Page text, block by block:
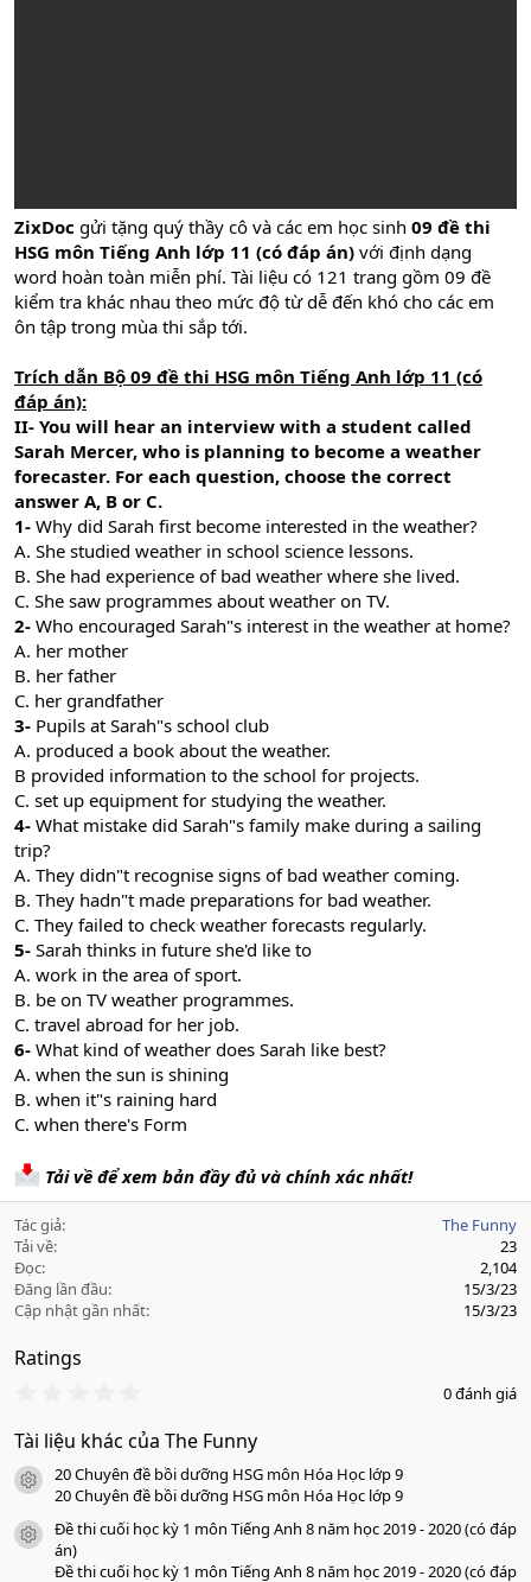
ZixDoc gửi tặng quý thầy cô và các em học sinh 09 đề thi
HSG môn Tiếng Anh lớp 11 (có đáp án) với định dạng
word hoàn toàn miễn phí. Tài liệu có 121 trang gồm 09 đề
kiểm tra khác nhau theo mức độ từ dễ đến khó cho các em
ôn tập trong mùa thi sắp tới.
Trích dẫn Bộ 09 đề thi HSG môn Tiếng Anh lớp 11 (có
đáp án):
II- You will hear an interview with a student called
Sarah Mercer, who is planning to become a weather
forecaster. For each question, choose the correct
answer A, B or C.
1- Why did Sarah ﬁrst become interested in the weather?
A. She studied weather in school science lessons.
B. She had experience of bad weather where she lived.
C. She saw programmes about weather on TV.
2- Who encouraged Sarah"s interest in the weather at home?
A. her mother
B. her father
C. her grandfather
3- Pupils at Sarah"s school club
A. produced a book about the weather.
B provided information to the school for projects.
C. set up equipment for studying the weather.
4- What mistake did Sarah"s family make during a sailing
trip?
A. They didn"t recognise signs of bad weather coming.
B. They hadn"t made preparations for bad weather.
C. They failed to check weather forecasts regularly.
5- Sarah thinks in future she'd like to
A. work in the area of sport.
B. be on TV weather programmes.
C. travel abroad for her job.
6- What kind of weather does Sarah like best?
A. when the sun is shining
B. when it"s raining hard
C. when there's Form
Tải về để xem bản đầy đủ và chính xác nhất!
Tác giả
The Funny
Tải về
23
Đọc
2,104
Đăng lần đầu
15/3/23
Cập nhật gần nhất
15/3/23
Ratings
0
0
s
a
o
0 đánh giá
Tài liệu khác của The Funny
icon tài liệu
20 Chuyên đề bồi dưỡng HSG môn Hóa Học lớp 9
20 Chuyên đề bồi dưỡng HSG môn Hóa Học lớp 9
icon tài liệu
Đề thi cuối học kỳ 1 môn Tiếng Anh 8 năm học 2019 - 2020 (có đáp
án)
Đề thi cuối học kỳ 1 môn Tiếng Anh 8 năm học 2019 - 2020 (có đáp